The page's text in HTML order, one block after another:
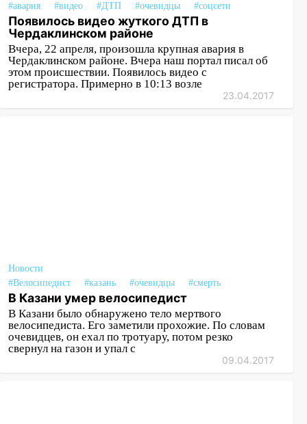
#авария
#видео #ДТП #очевидцы #соцсети
Появилось видео жуткого ДТП в
Чердаклинском районе
Вчера, 22 апреля, произошла крупная авария в
Чердаклинском районе. Вчера наш портал писал об
этом происшествии. Появилось видео с
регистратора. Примерно в 10:13 возле
23.04.2017
Новости
#Велосипедист
#казань #очевидцы #смерть
В Казани умер велосипедист
В Казани было обнаружено тело мертвого
велосипедиста. Его заметили прохожие. По словам
очевидцев, он ехал по тротуару, потом резко
свернул на газон и упал с
09.04.2017